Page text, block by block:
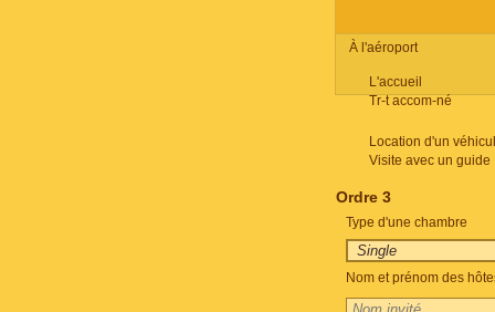
À l'aéroport
L'accueil
Tr-t accom-né
Location d'un
Visite avec un guide
Ordre 3
Type d'une chambre
Nom et prénom des